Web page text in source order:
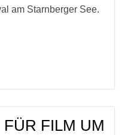
am Starnberger See.
FILM UM